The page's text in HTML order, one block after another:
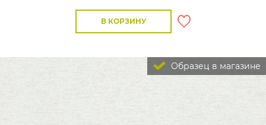
В КОРЗИНУ
Образец в магазине